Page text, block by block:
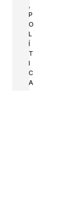
,
P
O
L
Í
T
I
C
A